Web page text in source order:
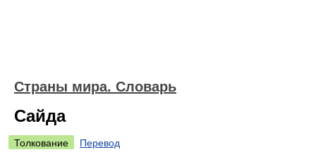
Страны мира. Словарь
Сайда
Толкование
Перевод